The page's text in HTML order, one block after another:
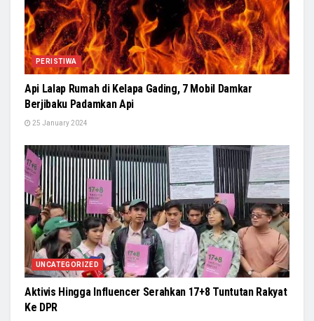
PERISTIWA
Api Lalap Rumah di Kelapa Gading, 7 Mobil Damkar
Berjibaku Padamkan Api
25 January 2024
UNCATEGORIZED
Aktivis Hingga Influencer Serahkan 17+8 Tuntutan Rakyat
Ke DPR